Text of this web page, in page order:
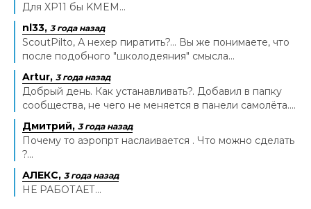
Для XP11 бы KMEM...
nl33, 3 года назад
ScoutPilto, А нехер пиратить?... Вы же понимаете, что
после подобного "школодеяния" смысла...
Artur, 3 года назад
Добрый день. Как устанавливать?. Добавил в папку
сообщества, не чего не меняется в панели самолёта....
Дмитрий, 3 года назад
Почему то аэропрт наслаивается . Что можно сделать
?...
АЛЕКС, 3 года назад
НЕ РАБОТАЕТ...